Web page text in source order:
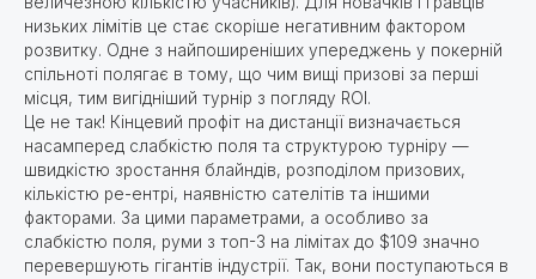
низьких лімітів це стає скоріше негативним фактором
розвитку. Одне з найпоширеніших упереджень у покерній
спільноті полягає в тому, що чим вищі призові за перші
місця, тим вигідніший турнір з погляду ROI.
Це не так! Кінцевий профіт на дистанції визначається
насамперед слабкістю поля та структурою турніру —
швидкістю зростання блайндів, розподілом призових,
кількістю ре-ентрі, наявністю сателітів та іншими
факторами. За цими параметрами, а особливо за
слабкістю поля, руми з топ-3 на лімітах до $109 значно
перевершують гігантів індустрії. Так, вони поступаються в